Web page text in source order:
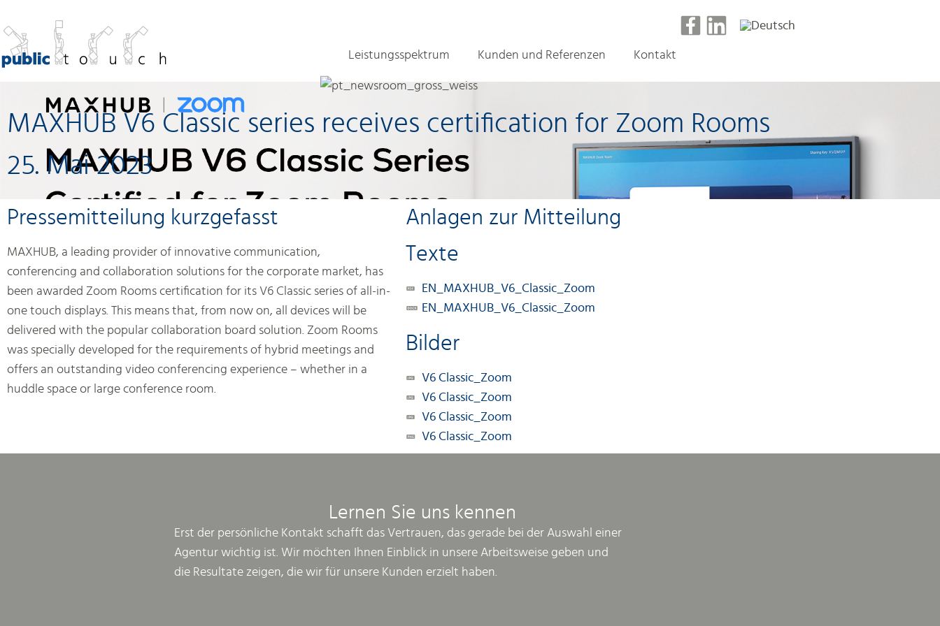
Leistungsspektrum Kunden und Referenzen Kontakt
MAXHUB V6 Classic series receives certification for Zoom Rooms
25. Mai 2023
Pressemitteilung kurzgefasst
MAXHUB, a leading provider of innovative communication,
conferencing and collaboration solutions for the corporate market, has
been awarded Zoom Rooms certification for its V6 Classic series of all-in-
one touch displays. This means that, from now on, all devices will be
delivered with the popular collaboration board solution. Zoom Rooms
was specially developed for the requirements of hybrid meetings and
offers an outstanding video conferencing experience – whether in a
huddle space or large conference room.
Anlagen zur Mitteilung
Texte
EN_MAXHUB_V6_Classic_Zoom
EN_MAXHUB_V6_Classic_Zoom
Bilder
V6 Classic_Zoom
V6 Classic_Zoom
V6 Classic_Zoom
V6 Classic_Zoom
Lernen Sie uns kennen
Erst der persönliche Kontakt schafft das Vertrauen, das gerade bei der Auswahl einer
Agentur wichtig ist. Wir möchten Ihnen Einblick in unsere Arbeitsweise geben und
die Resultate zeigen, die wir für unsere Kunden erzielt haben.